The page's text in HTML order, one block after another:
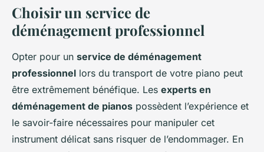
Choisir un service de
déménagement professionnel
Opter pour un service de déménagement
professionnel lors du transport de votre piano peut
être extrêmement bénéfique. Les experts en
déménagement de pianos possèdent l’expérience et
le savoir-faire nécessaires pour manipuler cet
instrument délicat sans risquer de l’endommager. En